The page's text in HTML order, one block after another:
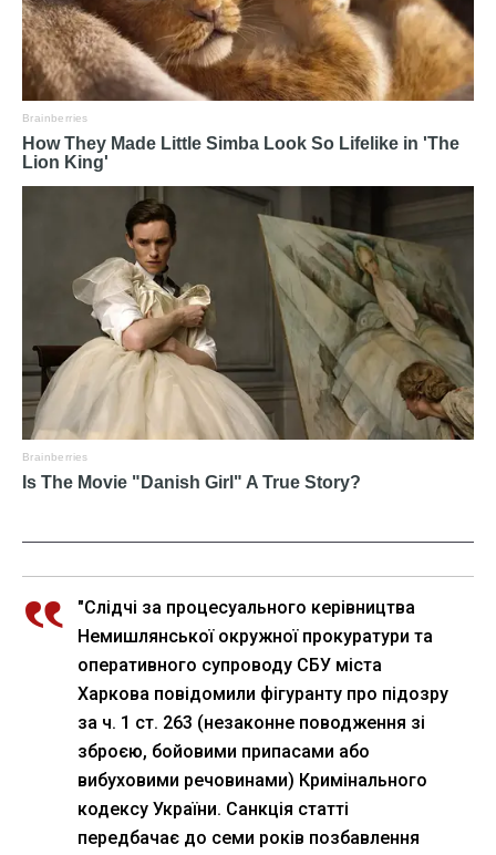
"Слідчі за процесуального керівництва
Немишлянської окружної прокуратури та
оперативного супроводу СБУ міста
Харкова повідомили фігуранту про підозру
за ч. 1 ст. 263 (незаконне поводження зі
зброєю, бойовими припасами або
вибуховими речовинами) Кримінального
кодексу України. Санкція статті
передбачає до семи років позбавлення